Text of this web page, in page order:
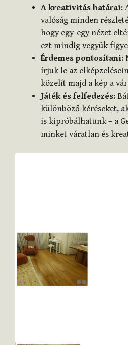
A kreativitás határai:
valóság minden
hogy egy-egy nézet
ezt mindig vegyük
Érdemes pontosítani:
írjuk le az
közelít majd a kép a
Játék és felfedezés:
különböző kéréseket,
is kipróbálhatunk – a
minket váratlan és